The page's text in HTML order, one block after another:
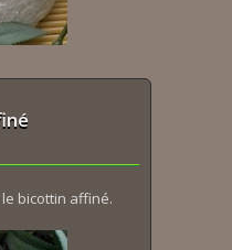
bicottin affiné.